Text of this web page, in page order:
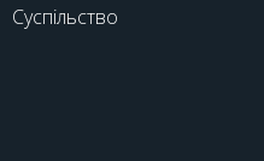
Суспільство